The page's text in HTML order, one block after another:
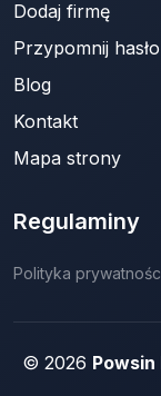
Dodaj firmę
Przypomnij hasło
Blog
Kontakt
Mapa strony
Regulaminy
Polityka
© 2026 Powsin